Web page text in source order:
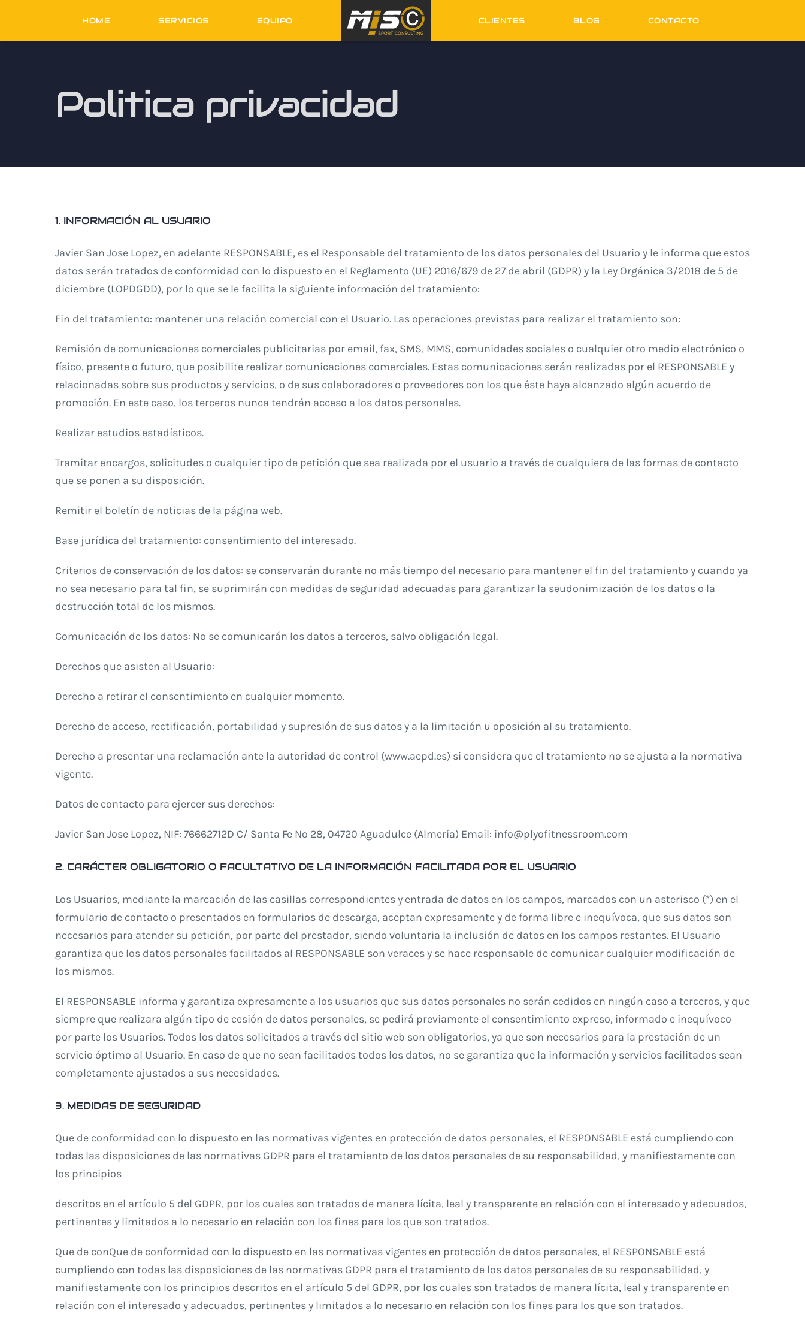
content
HOME SERVICIOS EQUIPO CLIENTES BLOG CONTACTO
Politica privacidad
1. INFORMACIÓN AL USUARIO
Javier San Jose Lopez, en adelante RESPONSABLE, es el Responsable del tratamiento de los datos personales del Usuario y le informa que estos
datos serán tratados de conformidad con lo dispuesto en el Reglamento (UE) 2016/679 de 27 de abril (GDPR) y la Ley Orgánica 3/2018 de 5 de
diciembre (LOPDGDD), por lo que se le facilita la siguiente información del tratamiento:
Fin del tratamiento: mantener una relación comercial con el Usuario. Las operaciones previstas para realizar el tratamiento son:
Remisión de comunicaciones comerciales publicitarias por email, fax, SMS, MMS, comunidades sociales o cualquier otro medio electrónico o
físico, presente o futuro, que posibilite realizar comunicaciones comerciales. Estas comunicaciones serán realizadas por el RESPONSABLE y
relacionadas sobre sus productos y servicios, o de sus colaboradores o proveedores con los que éste haya alcanzado algún acuerdo de
promoción. En este caso, los terceros nunca tendrán acceso a los datos personales.
Realizar estudios estadísticos.
Tramitar encargos, solicitudes o cualquier tipo de petición que sea realizada por el usuario a través de cualquiera de las formas de contacto
que se ponen a su disposición.
Remitir el boletín de noticias de la página web.
Base jurídica del tratamiento: consentimiento del interesado.
Criterios de conservación de los datos: se conservarán durante no más tiempo del necesario para mantener el fin del tratamiento y cuando ya
no sea necesario para tal fin, se suprimirán con medidas de seguridad adecuadas para garantizar la seudonimización de los datos o la
destrucción total de los mismos.
Comunicación de los datos: No se comunicarán los datos a terceros, salvo obligación legal.
Derechos que asisten al Usuario:
Derecho a retirar el consentimiento en cualquier momento.
Derecho de acceso, rectificación, portabilidad y supresión de sus datos y a la limitación u oposición al su tratamiento.
Derecho a presentar una reclamación ante la autoridad de control (www.aepd.es) si considera que el tratamiento no se ajusta a la normativa
vigente.
Datos de contacto para ejercer sus derechos:
Javier San Jose Lopez, NIF: 76662712D C/ Santa Fe Nº 28, 04720 Aguadulce (Almería) Email: info@plyofitnessroom.com
2. CARÁCTER OBLIGATORIO O FACULTATIVO DE LA INFORMACIÓN FACILITADA POR EL USUARIO
Los Usuarios, mediante la marcación de las casillas correspondientes y entrada de datos en los campos, marcados con un asterisco (*) en el
formulario de contacto o presentados en formularios de descarga, aceptan expresamente y de forma libre e inequívoca, que sus datos son
necesarios para atender su petición, por parte del prestador, siendo voluntaria la inclusión de datos en los campos restantes. El Usuario
garantiza que los datos personales facilitados al RESPONSABLE son veraces y se hace responsable de comunicar cualquier modificación de
los mismos.
El RESPONSABLE informa y garantiza expresamente a los usuarios que sus datos personales no serán cedidos en ningún caso a terceros, y que
siempre que realizara algún tipo de cesión de datos personales, se pedirá previamente el consentimiento expreso, informado e inequívoco
por parte los Usuarios. Todos los datos solicitados a través del sitio web son obligatorios, ya que son necesarios para la prestación de un
servicio óptimo al Usuario. En caso de que no sean facilitados todos los datos, no se garantiza que la información y servicios facilitados sean
completamente ajustados a sus necesidades.
3. MEDIDAS DE SEGURIDAD
Que de conformidad con lo dispuesto en las normativas vigentes en protección de datos personales, el RESPONSABLE está cumpliendo con
todas las disposiciones de las normativas GDPR para el tratamiento de los datos personales de su responsabilidad, y manifiestamente con
los principios
descritos en el artículo 5 del GDPR, por los cuales son tratados de manera lícita, leal y transparente en relación con el interesado y adecuados,
pertinentes y limitados a lo necesario en relación con los fines para los que son tratados.
Que de conQue de conformidad con lo dispuesto en las normativas vigentes en protección de datos personales, el RESPONSABLE está
cumpliendo con todas las disposiciones de las normativas GDPR para el tratamiento de los datos personales de su responsabilidad, y
manifiestamente con los principios descritos en el artículo 5 del GDPR, por los cuales son tratados de manera lícita, leal y transparente en
relación con el interesado y adecuados, pertinentes y limitados a lo necesario en relación con los fines para los que son tratados.